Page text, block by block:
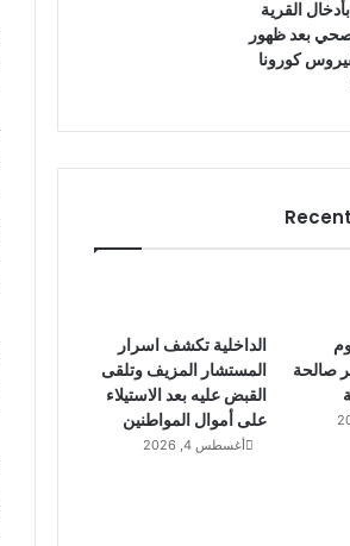
القرية
بعد ظهور
الداخلية تكشف اسرار
المستشار المزيف وتلقى
القبض عليه بعد الاستيلاء
على أموال المواطنين
أغسطس 4, 2026
صالحة